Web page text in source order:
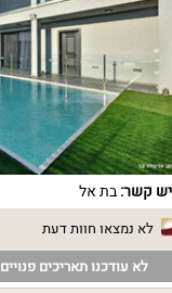
קשר:בת אל
לא נמצאו חוות דעת
לא עודכנו תאריכים פנויים